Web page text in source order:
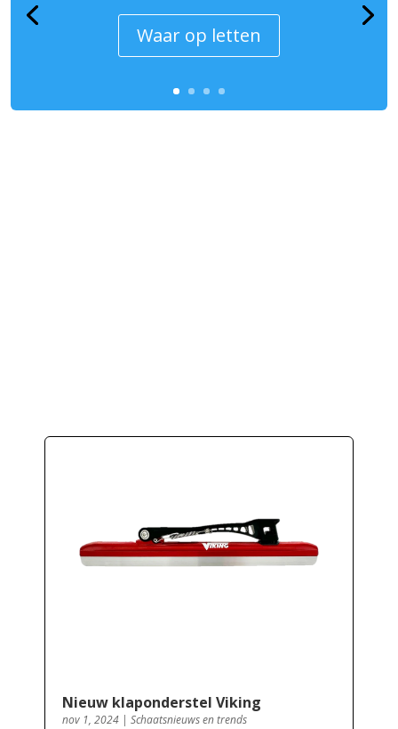
Waar op letten
Nieuw klaponderstel Viking
nov 1, 2024| Schaatsnieuws en trends